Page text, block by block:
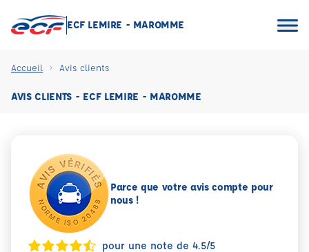
ECF LEMIRE - MAROMME
Accueil Avis clients
AVIS CLIENTS - ECF LEMIRE - MAROMME
Parce que votre avis compte pour
nous !
pour une note de 4.5/5